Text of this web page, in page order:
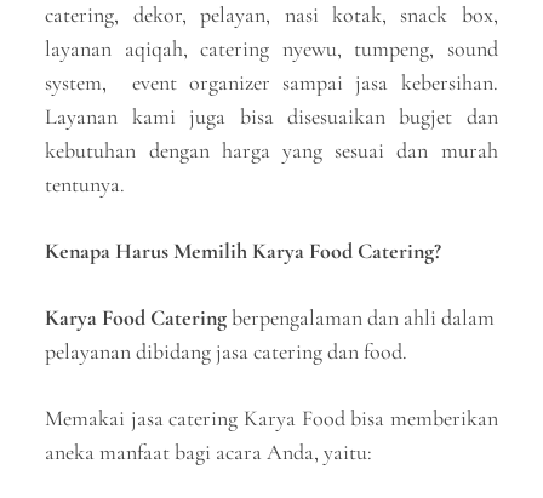
catering, dekor, pelayan, nasi kotak, snack box,
layanan aqiqah, catering nyewu, tumpeng, sound
system, event organizer sampai jasa kebersihan.
Layanan kami juga bisa disesuaikan bugjet dan
kebutuhan dengan harga yang sesuai dan murah
tentunya.
Kenapa Harus Memilih Karya Food Catering?
Karya Food Catering berpengalaman dan ahli dalam
pelayanan dibidang jasa catering dan food.
Memakai jasa catering Karya Food bisa memberikan
aneka manfaat bagi acara Anda, yaitu: